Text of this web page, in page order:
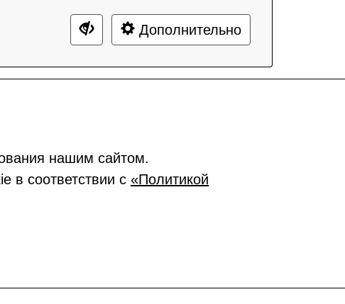
Дополнительно
нашим сайтом.
в соответствии с «Политикой